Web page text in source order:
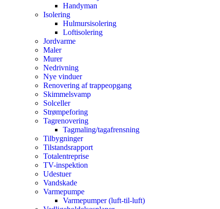
Handyman
Isolering
Hulmursisolering
Loftisolering
Jordvarme
Maler
Murer
Nedrivning
Nye vinduer
Renovering af trappeopgang
Skimmelsvamp
Solceller
Strømpeforing
Tagrenovering
Tagmaling/tagafrensning
Tilbygninger
Tilstandsrapport
Totalentreprise
TV-inspektion
Udestuer
Vandskade
Varmepumpe
Varmepumper (luft-til-luft)